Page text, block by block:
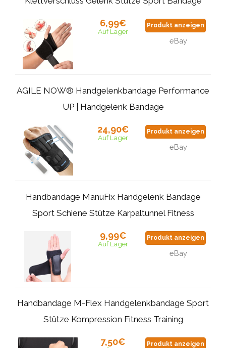
6,99€
Auf Lager
Produkt anzeigen
eBay
AGILE NOW® Handgelenkbandage Performance
UP | Handgelenk Bandage
24,90€
Auf Lager
Produkt anzeigen
eBay
Handbandage ManuFix Handgelenk Bandage
Sport Schiene Stütze Karpaltunnel Fitness
9,99€
Auf Lager
Produkt anzeigen
eBay
Handbandage M-Flex Handgelenkbandage Sport
Stütze Kompression Fitness Training
7,50€ Produkt anzeigen